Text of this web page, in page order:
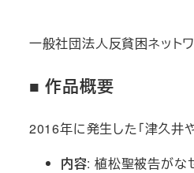
一般社団法人反貧困ネット
■ 作品概要
2016年に発生した「津久井
内容: 植松聖被告がな